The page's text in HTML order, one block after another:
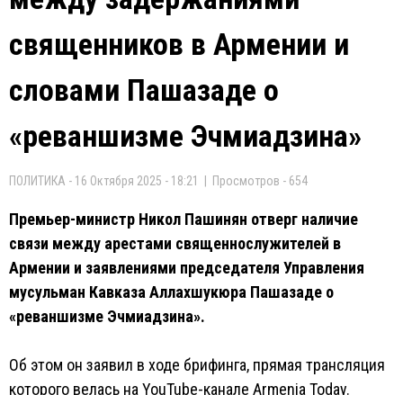
священников в Армении и
словами Пашазаде о
«реваншизме Эчмиадзина»
ПОЛИТИКА - 16 Октября 2025 - 18:21 | Просмотров - 654
Премьер-министр Никол Пашинян отверг наличие
связи между арестами священнослужителей в
Армении и заявлениями председателя Управления
мусульман Кавказа Аллахшукюра Пашазаде о
«реваншизме Эчмиадзина».
Об этом он заявил в ходе брифинга, прямая трансляция
которого велась на YouTube-канале Armenia Today.